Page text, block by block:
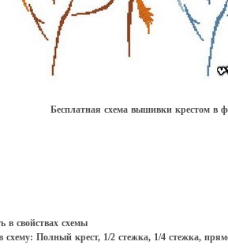
Бесплатная схема вышивки крестом в
в свойствах схемы
Полный крест, 1/2 стежка, 1/4 стежка,